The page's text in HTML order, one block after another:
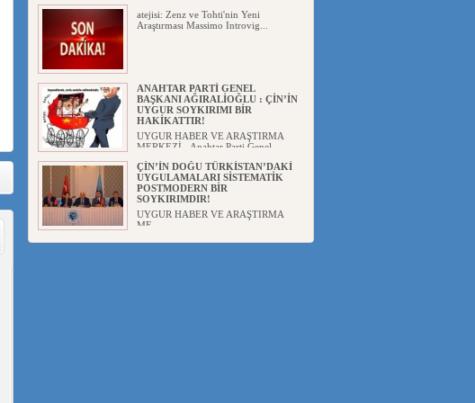
atejisi: Zenz ve Tohti'nin Yeni
Araştırması Massimo Introvig...
ANAHTAR PARTİ GENEL
BAŞKANI AĞIRALİOĞLU : ÇİN’İN
UYGUR SOYKIRIMI BİR
HAKİKATTIR!
UYGUR HABER VE ARAŞTIRMA
MERKEZİ Anahtar Parti Genel
ÇİN’İN DOĞU TÜRKİSTAN’DAKİ
UYGULAMALARI SİSTEMATİK
POSTMODERN BİR
SOYKIRIMDIR!
UYGUR HABER VE ARAŞTIRMA
ME...
DİYANET AKADEMİSİ BAŞKANI